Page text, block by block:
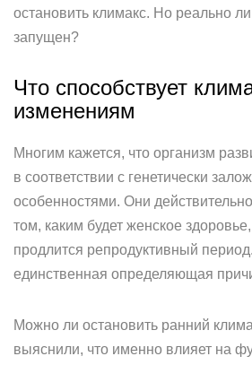
остановить климакс. Но реально
запущен?
Что способствует
изменениям
Многим кажется, что организм
в соответствии с генетически
особенностями. Они
том, каким будет женское
продлится репродуктивный
единственная определяющая
Можно ли остановить ранний
выяснили, что именно влияет на